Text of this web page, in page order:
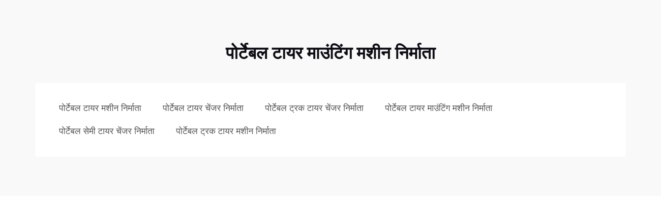
पोर्टेबल टायर माउंटिंग मशीन निर्माता
पोर्टेबल टायर मशीन निर्माता पोर्टेबल टायर चेंजर निर्माता पोर्टेबल ट्रक टायर चेंजर निर्माता पोर्टेबल टायर माउंटिंग मशीन निर्माता
पोर्टेबल सेमी टायर चेंजर निर्माता पोर्टेबल ट्रक टायर मशीन निर्माता